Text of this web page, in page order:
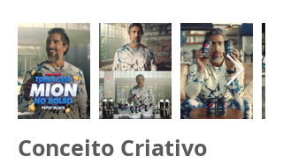
Conceito Criativo